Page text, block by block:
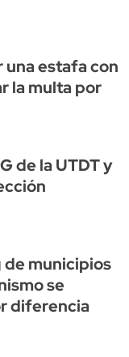
una estafa con
la multa por
de la UTDT y
de municipios
se
diferencia